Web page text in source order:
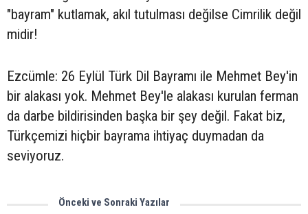
"bayram" kutlamak, akıl tutulması değilse Cimrilik değil
midir!
Ezcümle: 26 Eylül Türk Dil Bayramı ile Mehmet Bey'in
bir alakası yok. Mehmet Bey'le alakası kurulan ferman
da darbe bildirisinden başka bir şey değil. Fakat biz,
Türkçemizi hiçbir bayrama ihtiyaç duymadan da
seviyoruz.
Önceki ve Sonraki Yazılar